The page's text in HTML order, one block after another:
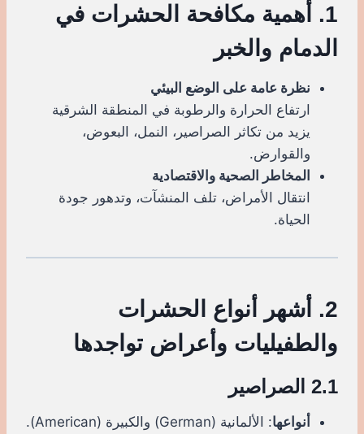
1. أهمية مكافحة الحشرات في
الدمام والخبر
نظرة عامة على الوضع البيئي
ارتفاع الحرارة والرطوبة في المنطقة الشرقية
يزيد من تكاثر الصراصير، النمل، البعوض،
والقوارض.
المخاطر الصحية والاقتصادية
انتقال الأمراض، تلف المنشآت، وتدهور جودة
الحياة.
2. أشهر أنواع الحشرات
والطفيليات وأعراض تواجدها
2.1 الصراصير
أنواعها: الألمانية (German) والكبيرة (American).